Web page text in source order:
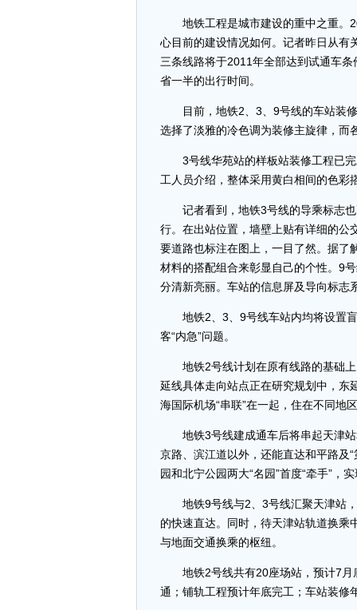
地铁工程是城市建设的重中之重。
心目前的建设情况如何。记者昨日从有
三条线路将于2011年全部达到试通车
省一半的出行时间。
目前，地铁2、3、9号线的车站装修
选择了淡雅的冷色调为装修主旋律，而
3号线华苑站的样板站装修工程已完
工人员介绍，整体采用黄白相间的色彩
记者看到，地铁3号线的导乘标志也
行。在出站位置，墙壁上贴有详细的公
要道路也标注在图上，一目了然。据了
材料的搭配组合来彰显自己的个性。9
分清新亮丽。车站的信息屏及导向标志
地铁2、3、9号线车站内均将设置盲
客“内急”问题。
地铁2号线计划在原有线路的基础上
延线具体走向站点正在研究规划中，东
海国际机场“串联”在一起，住在不同地
地铁3号线建成通车后将串起天津站
京路、滨江道以外，还能直达和平路及
园和北宁公园两大“名园”首度“牵手”，
地铁9号线与2、3号线汇聚天津站，
的快速直达。同时，待天津站轨道换乘
与地面交通换乘的枢纽。
地铁2号线共有20座场站，预计7月
通；铺轨工程预计年底完工；车站装修